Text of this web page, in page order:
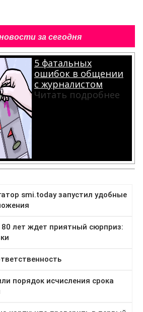
за сегодня
5 фатальных
ошибок в общении
с журналистом
Читать подробнее